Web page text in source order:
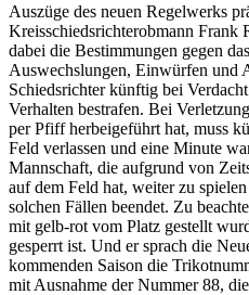
Auszüge des neuen Regelwerks
Kreisschiedsrichterobmann Frank
dabei die Bestimmungen gegen
Auswechslungen, Einwürfen und
Schiedsrichter künftig bei
Verhalten bestrafen. Bei
per Pfiff herbeigeführt hat, muss
Feld verlassen und eine Minute
Mannschaft, die aufgrund von
auf dem Feld hat, weiter zu
solchen Fällen beendet. Zu
mit gelb-rot vom Platz gestellt
gesperrt ist. Und er sprach die
kommenden Saison die
mit Ausnahme der Nummer 88,